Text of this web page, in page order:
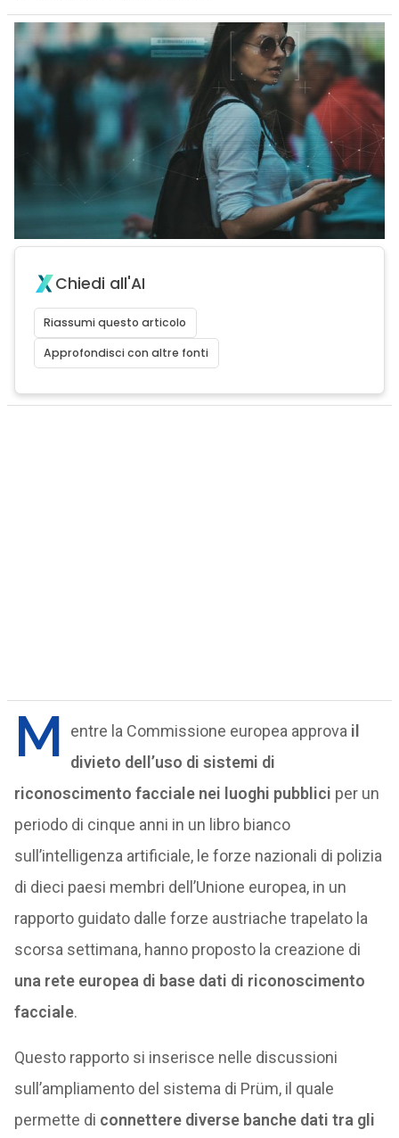
Chiedi all'AI
Riassumi questo articolo
Approfondisci con altre fonti
M entre la Commissione europea approva il
divieto dell’uso di sistemi di
riconoscimento facciale nei luoghi pubblici per un
periodo di cinque anni in un libro bianco
sull’intelligenza artificiale, le forze nazionali di polizia
di dieci paesi membri dell’Unione europea, in un
rapporto guidato dalle forze austriache trapelato la
scorsa settimana, hanno proposto la creazione di
una rete europea di base dati di riconoscimento
facciale.
Questo rapporto si inserisce nelle discussioni
sull’ampliamento del sistema di Prüm, il quale
permette di connettere diverse banche dati tra gli